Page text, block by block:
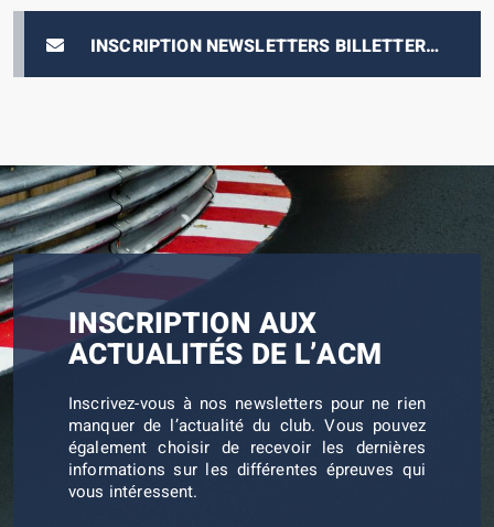
INSCRIPTION NEWSLETTERS BILLETTERIE
E-PRIX
INSCRIPTION AUX
ACTUALITÉS DE L’ACM
Inscrivez-vous à nos newsletters pour ne rien
manquer de l’actualité du club. Vous pouvez
également choisir de recevoir les dernières
informations sur les différentes épreuves qui
vous intéressent.